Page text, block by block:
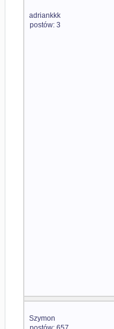
adriankkk
postów: 3
Szymon